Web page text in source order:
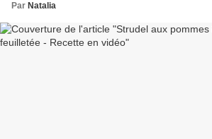
Par Natalia